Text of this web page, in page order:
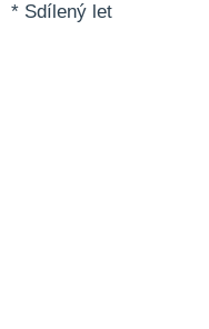
* Sdílený let